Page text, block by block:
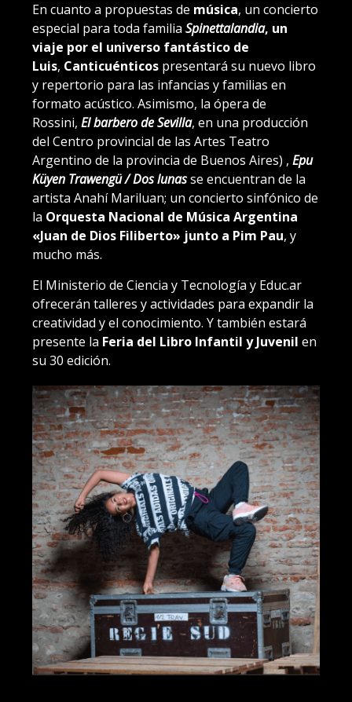
En cuanto a propuestas de música, un concierto
especial para toda familia Spinettalandia, un
viaje por el universo fantástico de
Luis, Canticuénticos presentará su nuevo libro
y repertorio para las infancias y familias en
formato acústico. Asimismo, la ópera de
Rossini, El barbero de Sevilla, en una producción
del Centro provincial de las Artes Teatro
Argentino de la provincia de Buenos Aires) , Epu
Küyen Trawengü / Dos lunasse encuentran de la
artista Anahí Mariluan; un concierto sinfónico de
la Orquesta Nacional de Música Argentina
«Juan de Dios Filiberto» junto a Pim Pau, y
mucho más.
El Ministerio de Ciencia y Tecnología y Educ.ar
ofrecerán talleres y actividades para expandir la
creatividad y el conocimiento. Y también estará
presente la Feria del Libro Infantil y Juvenil en
su 30 edición.